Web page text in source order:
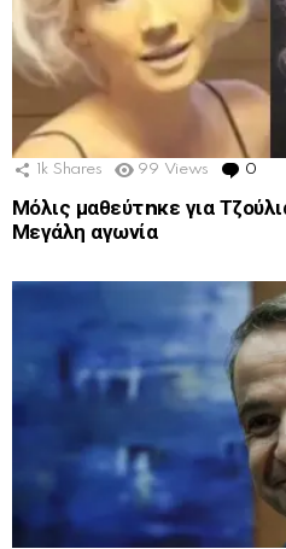
1k Shares 99 Views 0
Μόλις μαθεύτnκε για
Μεγάλη αγωνία